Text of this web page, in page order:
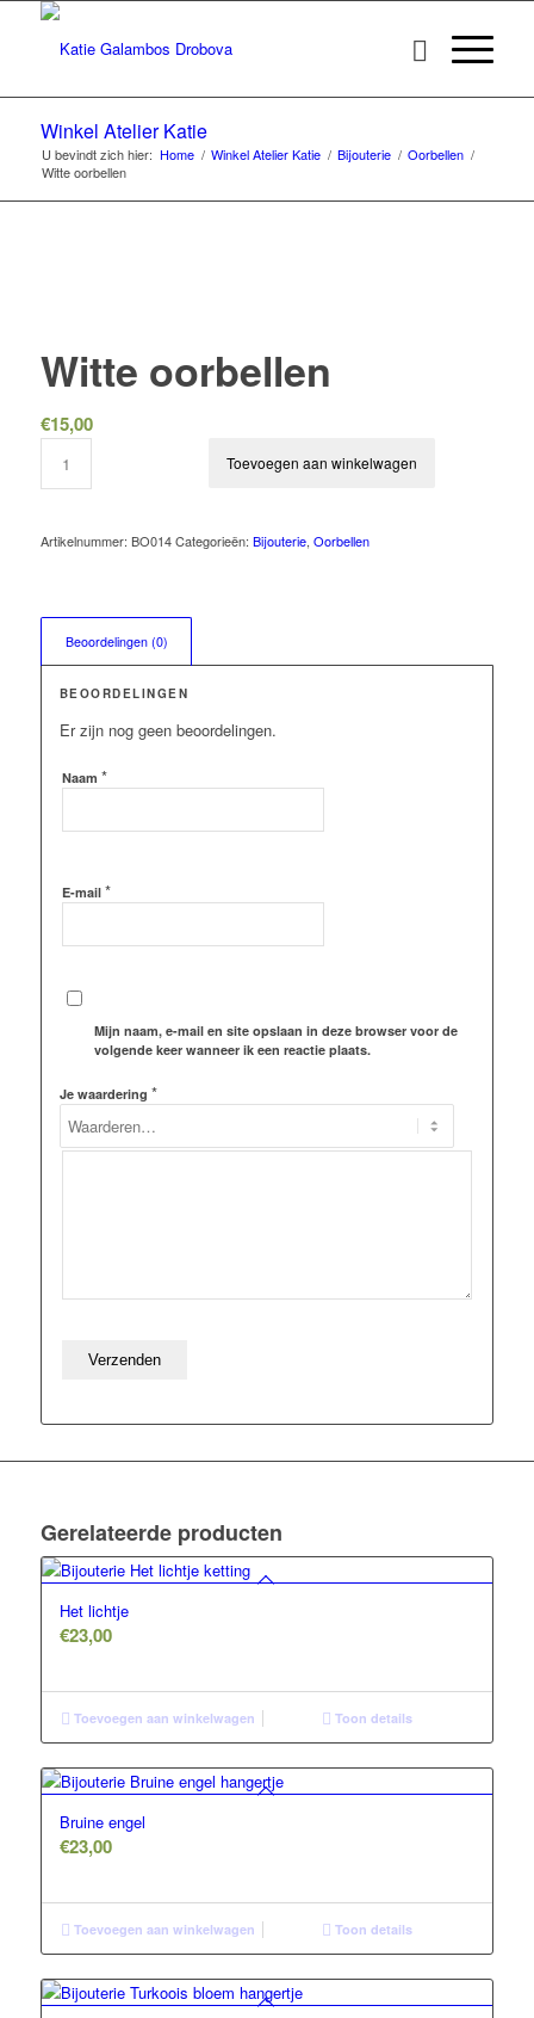
Winkel Atelier Katie
U bevindt zich hier: Home / Winkel Atelier Katie / Bijouterie / Oorbellen /
Witte oorbellen
Witte oorbellen
€15,00
Toevoegen aan winkelwagen
Artikelnummer: BO014 Categorieën: Bijouterie, Oorbellen
Beoordelingen (0)
BEOORDELINGEN
Er zijn nog geen beoordelingen.
Naam *
E-mail *
Mijn naam, e-mail en site opslaan in deze browser voor de
volgende keer wanneer ik een reactie plaats.
Je waardering *
Gerelateerde producten
Het lichtje
€23,00
Toevoegen aan winkelwagen Toon details
Bruine engel
€23,00
Toevoegen aan winkelwagen Toon details